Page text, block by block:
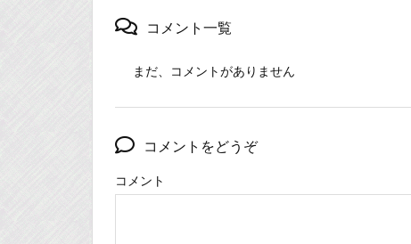
コメント一覧
まだ、コメントがありません
コメントをどうぞ
コメント